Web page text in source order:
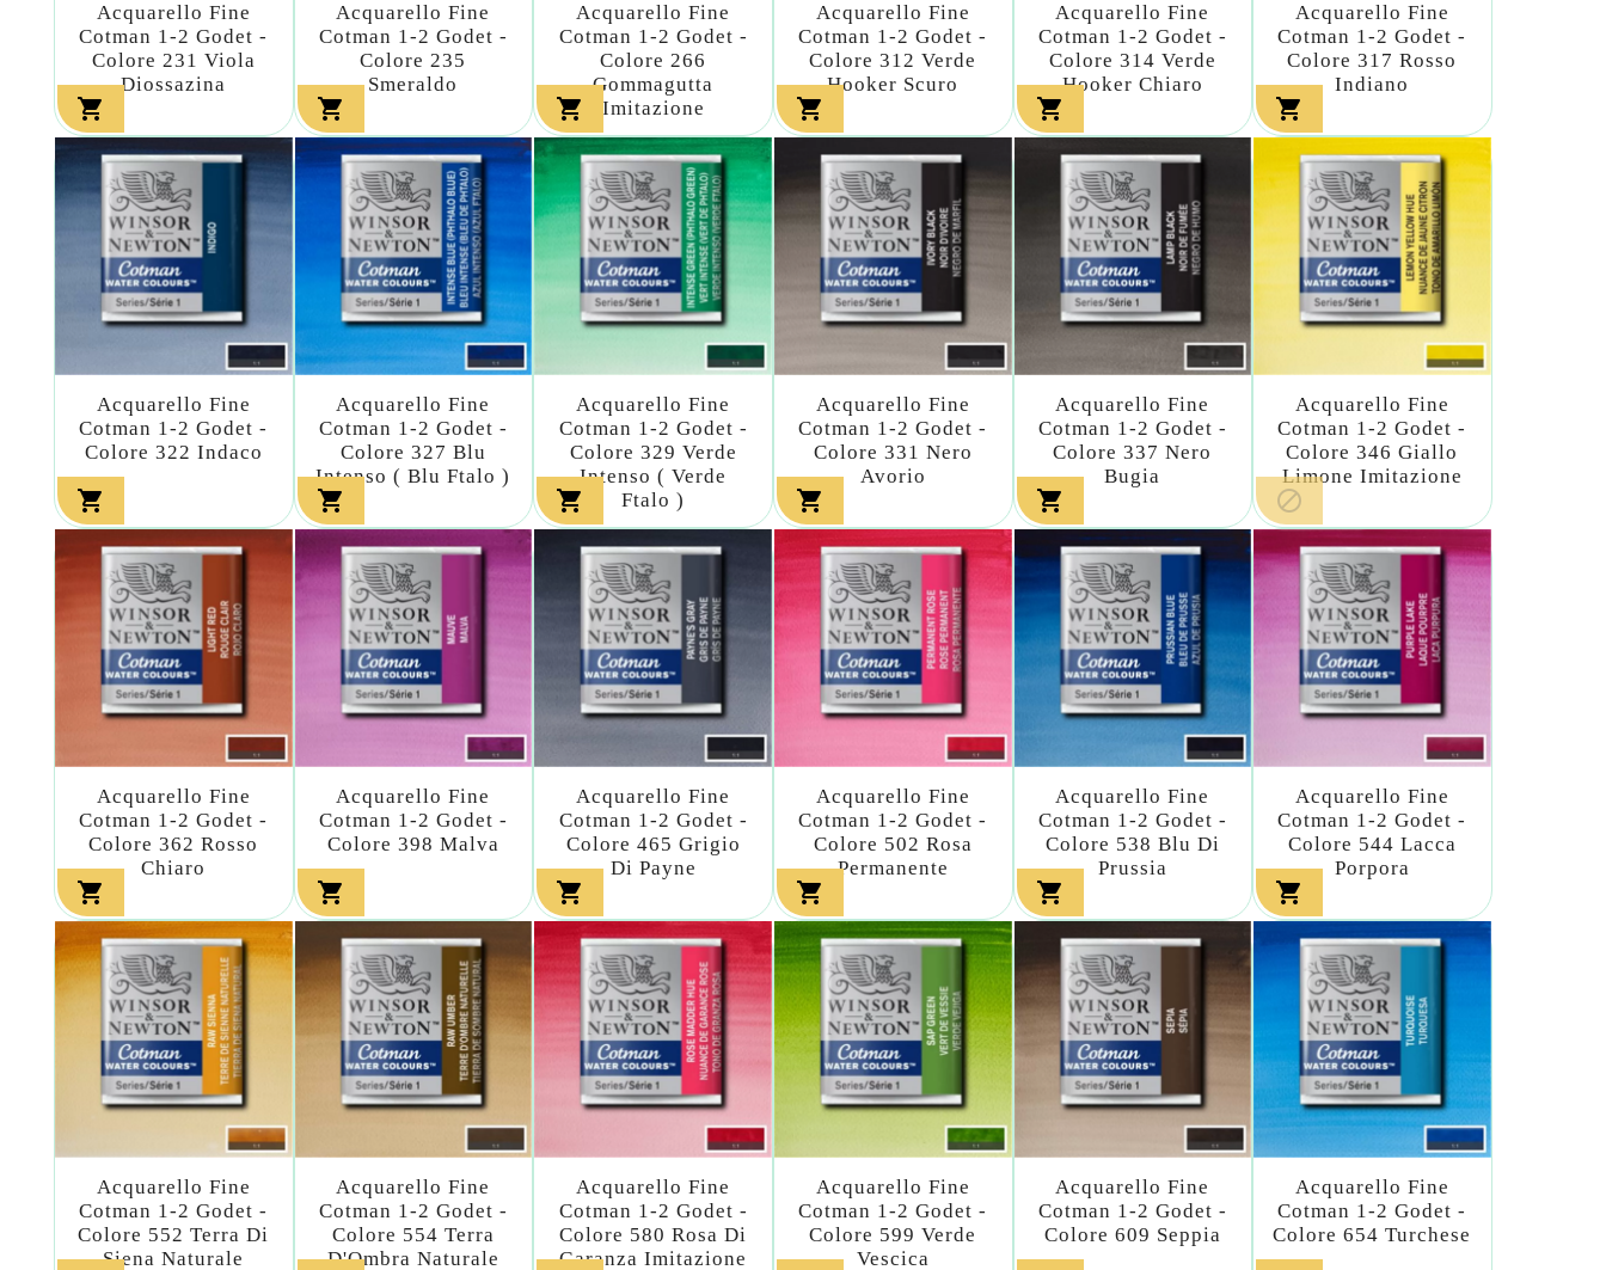
Acquarello Fine
Cotman 1-2 Godet -
Colore 231 Viola
Diossazina

Acquarello Fine
Cotman 1-2 Godet -
Colore 235
Smeraldo

Acquarello Fine
Cotman 1-2 Godet -
Colore 266
Gommagutta
Imitazione

Acquarello Fine
Cotman 1-2 Godet -
Colore 312 Verde
Hooker Scuro

Acquarello Fine
Cotman 1-2 Godet -
Colore 314 Verde
Hooker Chiaro

Acquarello Fine
Cotman 1-2 Godet -
Colore 317 Rosso
Indiano

Acquarello Fine
Cotman 1-2 Godet -
Colore 322 Indaco

Acquarello Fine
Cotman 1-2 Godet -
Colore 327 Blu
Intenso ( Blu Ftalo )

Acquarello Fine
Cotman 1-2 Godet -
Colore 329 Verde
Intenso ( Verde
Ftalo )

Acquarello Fine
Cotman 1-2 Godet -
Colore 331 Nero
Avorio

Acquarello Fine
Cotman 1-2 Godet -
Colore 337 Nero
Bugia

Acquarello Fine
Cotman 1-2 Godet -
Colore 346 Giallo
Limone Imitazione

Acquarello Fine
Cotman 1-2 Godet -
Colore 362 Rosso
Chiaro

Acquarello Fine
Cotman 1-2 Godet -
Colore 398 Malva

Acquarello Fine
Cotman 1-2 Godet -
Colore 465 Grigio
Di Payne

Acquarello Fine
Cotman 1-2 Godet -
Colore 502 Rosa
Permanente

Acquarello Fine
Cotman 1-2 Godet -
Colore 538 Blu Di
Prussia

Acquarello Fine
Cotman 1-2 Godet -
Colore 544 Lacca
Porpora

Acquarello Fine
Cotman 1-2 Godet -
Colore 552 Terra Di
Siena Naturale
Acquarello Fine
Cotman 1-2 Godet -
Colore 554 Terra
D'Ombra Naturale
Acquarello Fine
Cotman 1-2 Godet -
Colore 580 Rosa Di
Garanza Imitazione
Acquarello Fine
Cotman 1-2 Godet -
Colore 599 Verde
Vescica
Acquarello Fine
Cotman 1-2 Godet -
Colore 609 Seppia
Acquarello Fine
Cotman 1-2 Godet -
Colore 654 Turchese